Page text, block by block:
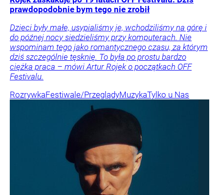
prawdopodobnie bym tego nie zrobił
Dzieci były małe, usypialiśmy je, wchodziliśmy na górę i
do późnej nocy siedzieliśmy przy komputerach. Nie
wspominam tego jako romantycznego czasu, za którym
dziś szczególnie tęsknię. To była po prostu bardzo
ciężka praca – mówi Artur Rojek o początkach OFF
Festivalu.
RozrywkaFestiwale/PrzeglądyMuzykaTylko u Nas